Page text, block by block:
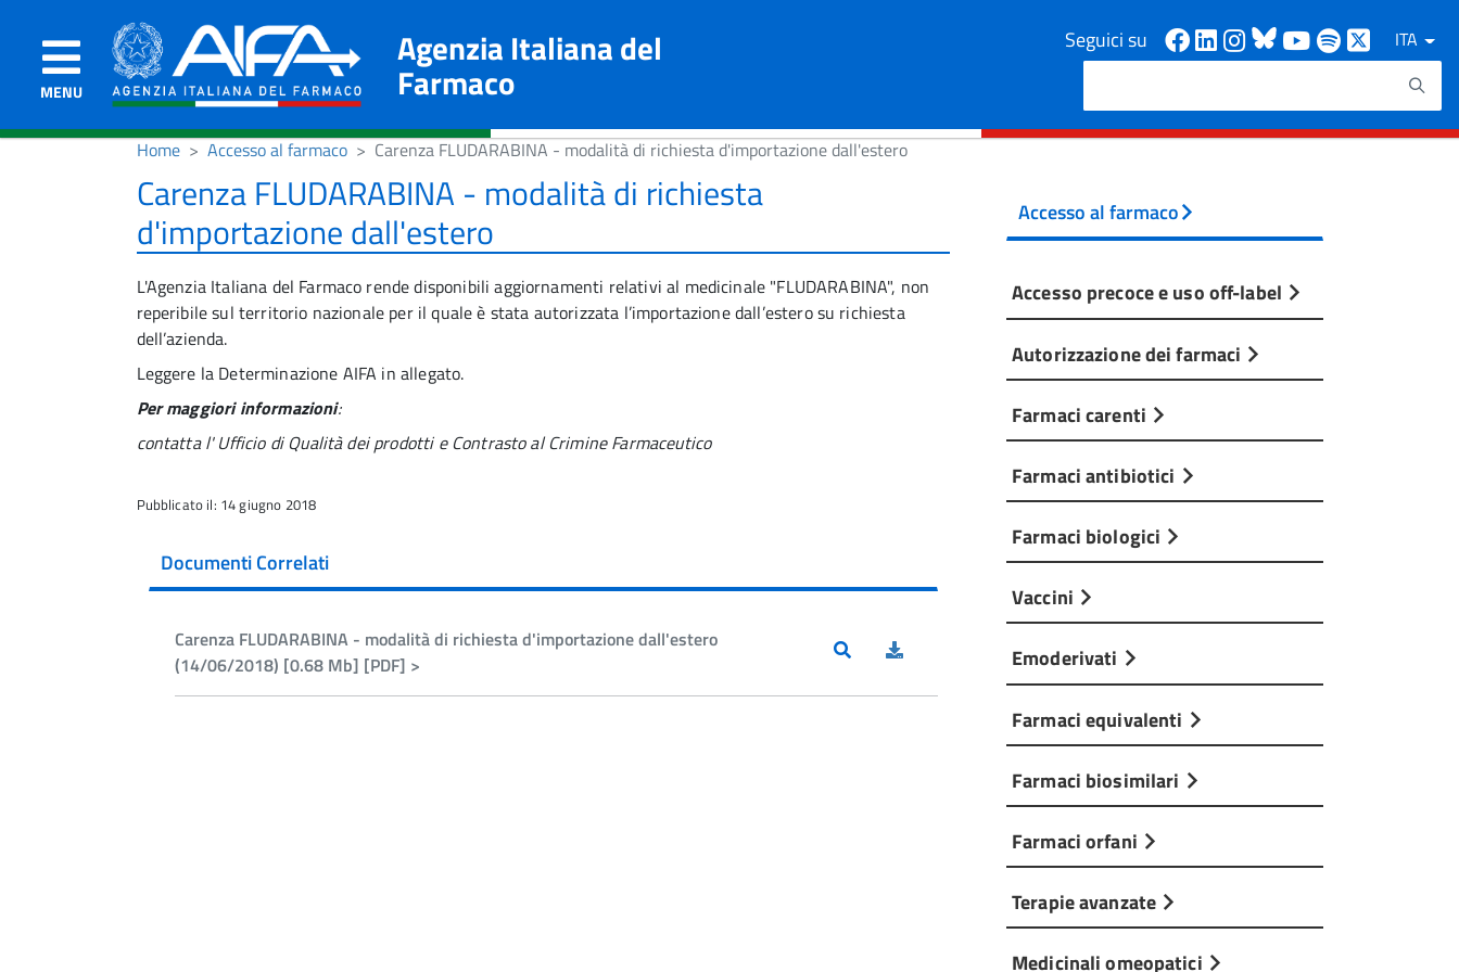
MENU
Agenzia Italiana del
Farmaco
Seguici su Facebook
Linkedin
Instagram
Bluesky
Youtube
Spotify
ITA
Cerca
Home Accesso al farmaco Carenza FLUDARABINA - modalità di richiesta d'importazione dall'estero
Carenza FLUDARABINA - modalità di richiesta
d'importazione dall'estero
L'Agenzia Italiana del Farmaco rende disponibili aggiornamenti relativi al medicinale "FLUDARABINA", non
reperibile sul territorio nazionale per il quale è stata autorizzata l’importazione dall’estero su richiesta
dell’azienda.
Leggere la Determinazione AIFA in allegato.
Per maggiori informazioni:
contatta l' Ufficio di Qualità dei prodottie Contrasto al Crimine Farmaceutico
Pubblicato il: 14 giugno 2018
Documenti Correlati
Carenza FLUDARABINA - modalità di richiesta d'importazione dall'estero
(14/06/2018) [0.68 Mb] [PDF] >
Accesso al farmaco
Accesso precoce e uso off-label
Autorizzazione dei farmaci
Farmaci carenti
Farmaci antibiotici
Farmaci biologici
Vaccini
Emoderivati
Farmaci equivalenti
Farmaci biosimilari
Farmaci orfani
Terapie avanzate
Medicinali omeopatici